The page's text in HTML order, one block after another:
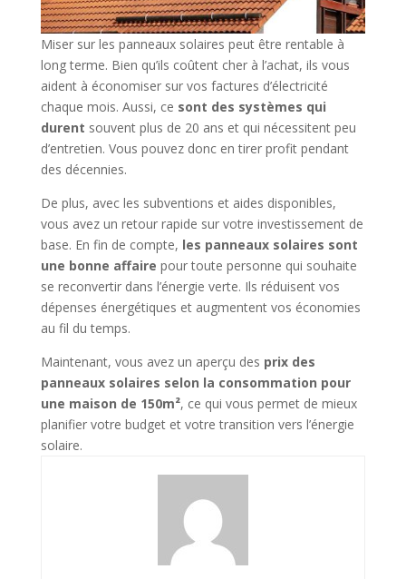
Miser sur les panneaux solaires peut être rentable à
long terme. Bien qu’ils coûtent cher à l’achat, ils vous
aident à économiser sur vos factures d’électricité
chaque mois. Aussi, ce sont des systèmes qui
durent souvent plus de 20 ans et qui nécessitent peu
d’entretien. Vous pouvez donc en tirer profit pendant
des décennies.
De plus, avec les subventions et aides disponibles,
vous avez un retour rapide sur votre investissement de
base. En fin de compte, les panneaux solaires sont
une bonne affaire pour toute personne qui souhaite
se reconvertir dans l’énergie verte. Ils réduisent vos
dépenses énergétiques et augmentent vos économies
au fil du temps.
Maintenant, vous avez un aperçu des prix des
panneaux solaires selon la consommation pour
une maison de 150m², ce qui vous permet de mieux
planifier votre budget et votre transition vers l’énergie
solaire.